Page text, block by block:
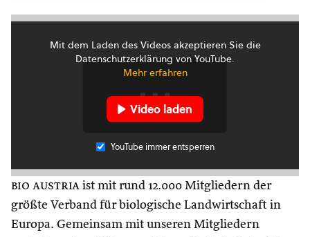
Mit dem Laden des Videos akzeptieren Sie die
Datenschutzerklärung von YouTube.
Mehr erfahren
Video laden
YouTube immer entsperren
bio austria ist mit rund 12.000 Mitgliedern der
größte Verband für biologische Landwirtschaft in
Europa. Gemeinsam mit unseren Mitgliedern